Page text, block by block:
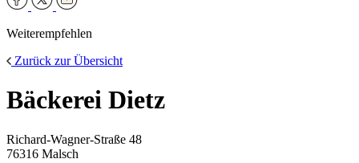
Weiterempfehlen
Zurück zur Übersicht
Bäckerei Dietz
Richard-Wagner-Straße 48
76316 Malsch